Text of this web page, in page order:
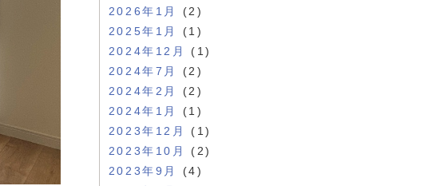
2026年1月
(2)
2025年1月
(1)
2024年12月
(1)
2024年7月
(2)
2024年2月
(2)
2024年1月
(1)
2023年12月
(1)
2023年10月
(2)
2023年9月
(4)